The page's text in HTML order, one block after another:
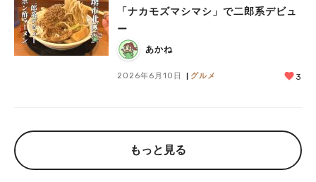
「ナカモズマシマシ」で二郎系デビュ
ー
あかね
2026年6月10日 グルメ 3
もっと見る